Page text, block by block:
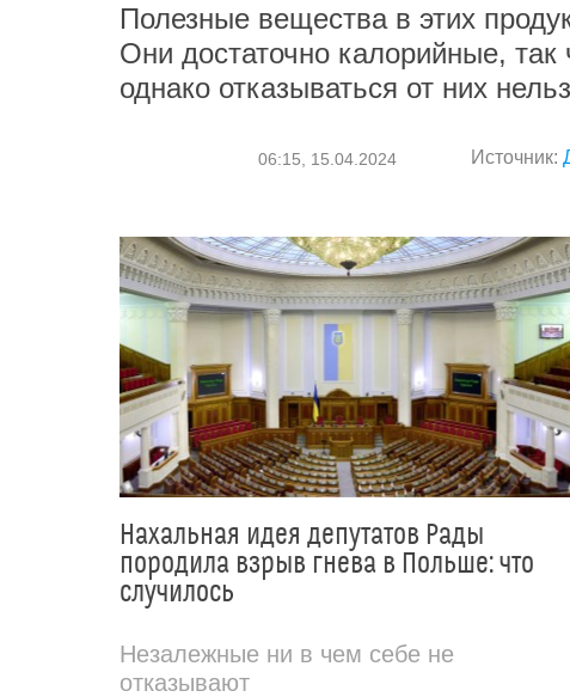
Полезные вещества в этих
Они достаточно калорийные, так
однако отказываться от них
06:15, 15.04.2024 Источник:
Нахальная идея депутатов Рады
породила взрыв гнева в Польше: что
случилось
Незалежные ни в чем себе не
отказывают